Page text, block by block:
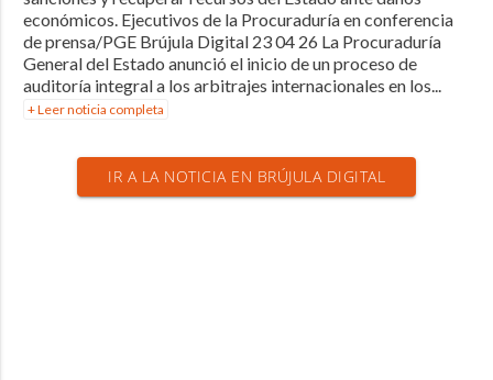
económicos. Ejecutivos de la Procuraduría en conferencia
de prensa/PGE Brújula Digital 23 04 26 La Procuraduría
General del Estado anunció el inicio de un proceso de
auditoría integral a los arbitrajes internacionales en los...
+ Leer noticia completa
IR A LA NOTICIA EN BRÚJULA DIGITAL